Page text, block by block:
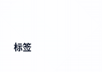
标签